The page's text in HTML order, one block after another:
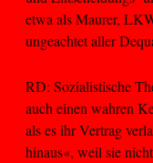
etwa als Maurer,
ungeachtet aller
RD: Sozialistische
auch einen wahren
als es ihr Vertrag
hinaus«, weil sie